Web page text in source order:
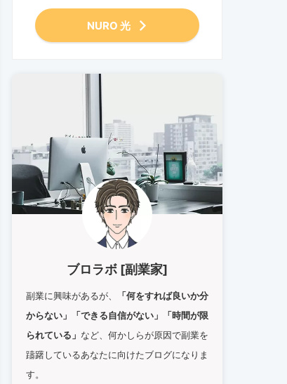
NURO 光
ブロラボ [副業家]
副業に興味があるが、
「何をすれば良いか分
からない」「できる自信がない」「時間が限
られている」 など、何かしらが原因で副業を
躊躇しているあなたに向けたブログになりま
す。